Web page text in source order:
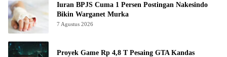
Iuran BPJS Cuma 1 Persen Postingan Nakesindo
Bikin Warganet Murka
7 Agustus 2026
Proyek Game Rp 4,8 T Pesaing GTA Kandas